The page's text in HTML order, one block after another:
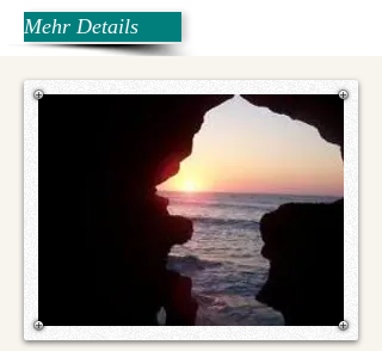
Mehr Details